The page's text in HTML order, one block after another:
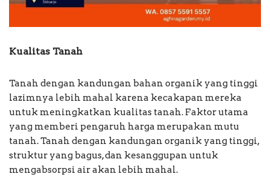
Kualitas Tanah
Tanah dengan kandungan bahan organik yang tinggi
lazimnya lebih mahal karena kecakapan mereka
untuk meningkatkan kualitas tanah. Faktor utama
yang memberi pengaruh harga merupakan mutu
tanah. Tanah dengan kandungan organik yang tinggi,
struktur yang bagus, dan kesanggupan untuk
mengabsorpsi air akan lebih mahal.